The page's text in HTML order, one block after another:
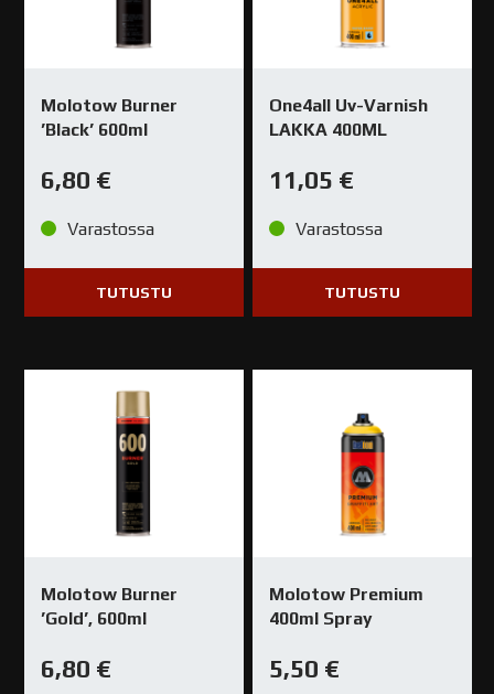
Molotow Burner
’Black’ 600ml
6,80 €
Varastossa
TUTUSTU
One4all Uv-Varnish
LAKKA 400ML
11,05 €
Varastossa
TUTUSTU
Molotow Burner
’Gold’, 600ml
6,80 €
Molotow Premium
400ml Spray
5,50 €